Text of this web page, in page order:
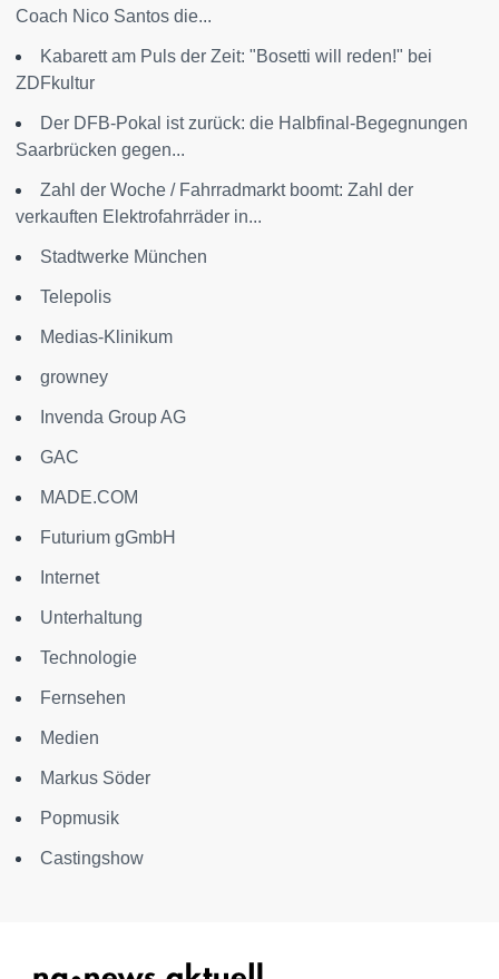
Coach Nico Santos die...
Kabarett am Puls der Zeit: "Bosetti will reden!" bei
ZDFkultur
Der DFB-Pokal ist zurück: die Halbfinal-Begegnungen
Saarbrücken gegen...
Zahl der Woche / Fahrradmarkt boomt: Zahl der
verkauften Elektrofahrräder in...
Stadtwerke München
Telepolis
Medias-Klinikum
growney
Invenda Group AG
GAC
MADE.COM
Futurium gGmbH
Internet
Unterhaltung
Technologie
Fernsehen
Medien
Markus Söder
Popmusik
Castingshow